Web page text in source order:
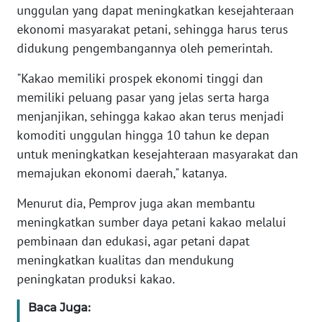
unggulan yang dapat meningkatkan kesejahteraan
ekonomi masyarakat petani, sehingga harus terus
didukung pengembangannya oleh pemerintah.
"Kakao memiliki prospek ekonomi tinggi dan
memiliki peluang pasar yang jelas serta harga
menjanjikan, sehingga kakao akan terus menjadi
komoditi unggulan hingga 10 tahun ke depan
untuk meningkatkan kesejahteraan masyarakat dan
memajukan ekonomi daerah," katanya.
Menurut dia, Pemprov juga akan membantu
meningkatkan sumber daya petani kakao melalui
pembinaan dan edukasi, agar petani dapat
meningkatkan kualitas dan mendukung
peningkatan produksi kakao.
Baca Juga:
WN
BANTEN
NTT
WN
KEPRI
PAPUA
WN
PAPUA
BARAT
WN